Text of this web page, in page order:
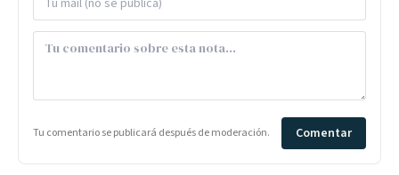
Tu comentario se publicará después de moderación. Comentar